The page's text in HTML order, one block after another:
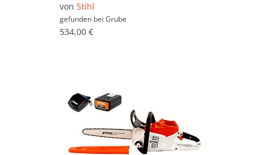
von Stihl
gefunden bei Grube
534,00 €